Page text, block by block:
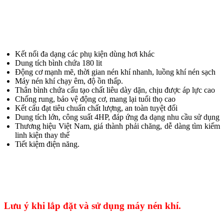
Kết nối đa dạng các phụ kiện dùng hơi khác
Dung tích bình chứa 180 lit
Động cơ mạnh mẽ, thời gian nén khí nhanh, luồng khí nén sạch
Máy nén khí chạy êm, độ ồn thấp.
Thân bình chứa cấu tạo chất liêu dày dặn, chịu được áp lực cao
Chống rung, bảo vệ động cơ, mang lại tuổi thọ cao
Kết cấu đạt tiêu chuẩn chất lượng, an toàn tuyệt đối
Dung tích lớn, công suất 4HP, đáp ứng đa dạng nhu cầu sử dụng
Thương hiệu Việt Nam, giá thành phải chăng, dễ dàng tìm kiếm
linh kiện thay thế
Tiết kiệm điện năng.
Lưu ý khi lắp đặt và sử dụng máy nén khí.